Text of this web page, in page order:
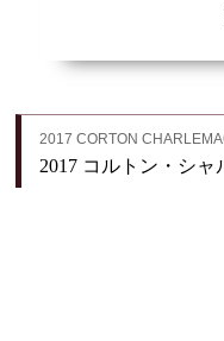
2017 CORTON
2017 コルトン・シ